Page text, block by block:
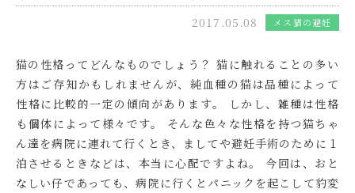
2017.05.08 メス猫の避妊
猫の性格ってどんなものでしょう？ 猫に触れることの多い
方はご存知かもしれませんが、純血種の猫は品種によって
性格に比較的一定の傾向があります。 しかし、雑種は性格
も個体によって様々です。 そんな色々な性格を持つ猫ちゃ
ん達を病院に連れて行くとき、ましてや避妊手術のために１
泊させるときなどは、本当に心配ですよね。 今回は、おと
なしい仔であっても、病院に行くとパニックを起こして豹変